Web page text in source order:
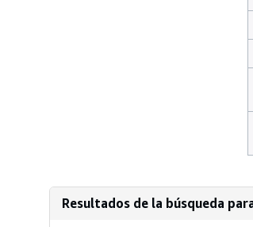
Resultados de la búsqueda